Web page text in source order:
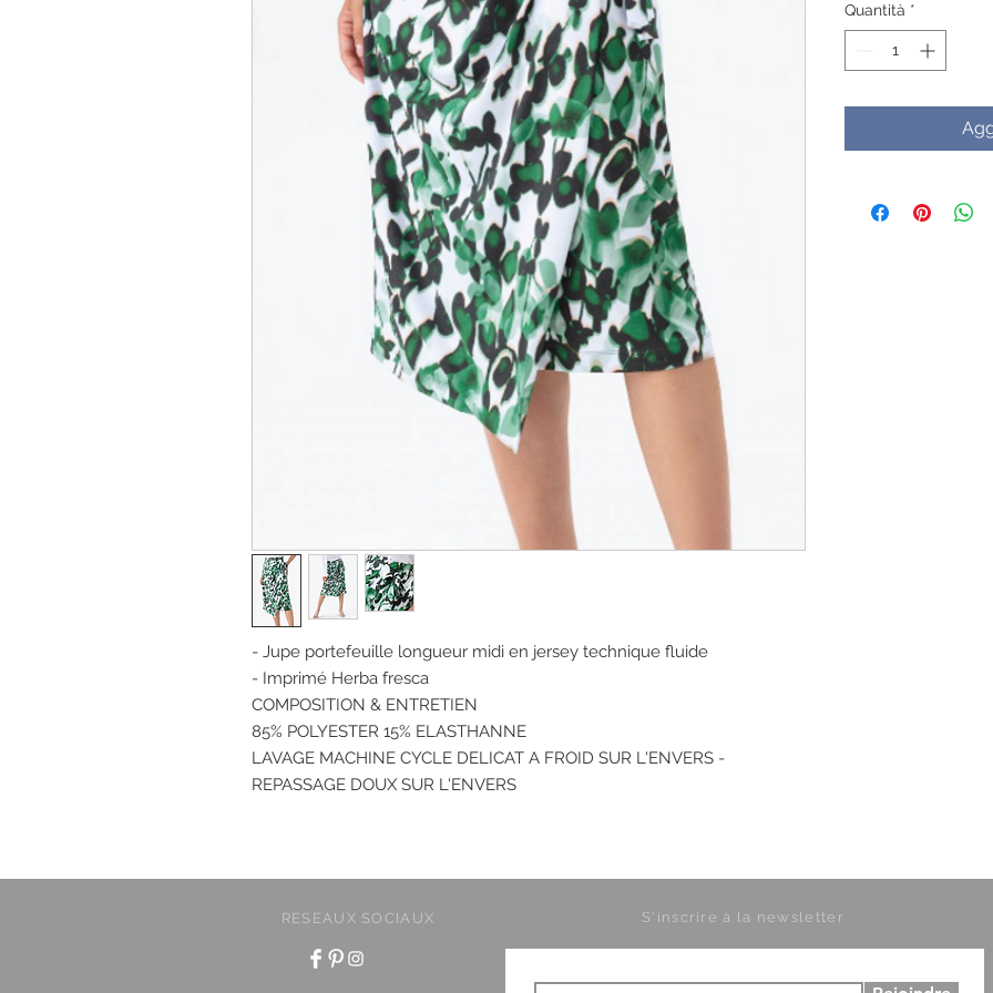
- Jupe portefeuille longueur midi en jersey technique fluide
- Imprimé Herba fresca
COMPOSITION & ENTRETIEN
85% POLYESTER 15% ELASTHANNE
LAVAGE MACHINE CYCLE DELICAT A FROID SUR L'ENVERS -
REPASSAGE DOUX SUR L'ENVERS
Quantità *
RESEAUX SOCIAUX S'inscrire à la newsletter